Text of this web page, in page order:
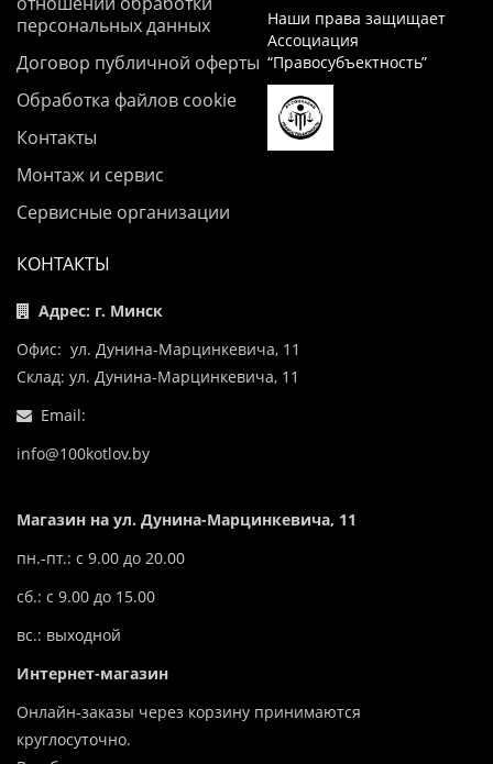
персональных данных
Договор публичной оферты
Обработка файлов cookie
Контакты
Монтаж и сервис
Сервисные организации
Наши права защищает
Ассоциация
“Правосубъектность”
КОНТАКТЫ
Адрес: г. Минск
Офис: ул. Дунина-Марцинкевича, 11
Склад: ул. Дунина-Марцинкевича, 11
Email:
info@100kotlov.by
Магазин на ул. Дунина-Марцинкевича, 11
пн.-пт.: с 9.00 до 20.00
сб.: с 9.00 до 15.00
вс.: выходной
Интернет-магазин
Онлайн-заказы через корзину принимаются
круглосуточно.